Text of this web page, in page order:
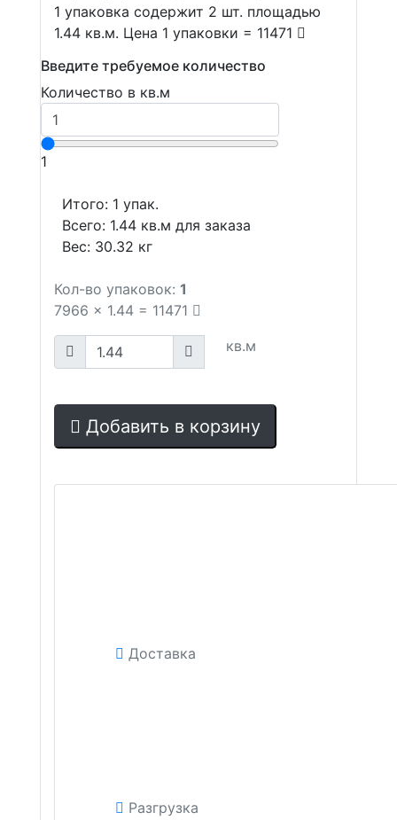
1 упаковка содержит 2 шт. площадью
1.44 кв.м. Цена 1 упаковки = 11471
Введите требуемое количество
Количество в кв.м
1
Итого: 1 упак.
Всего: 1.44 кв.м для заказа
Вес: 30.32 кг
Кол-во упаковок: 1
7966 x 1.44 = 11471
кв.м
Добавить в корзину
Доставка
Разгрузка